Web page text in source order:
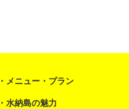
メニュー・プラン
水納島の魅力